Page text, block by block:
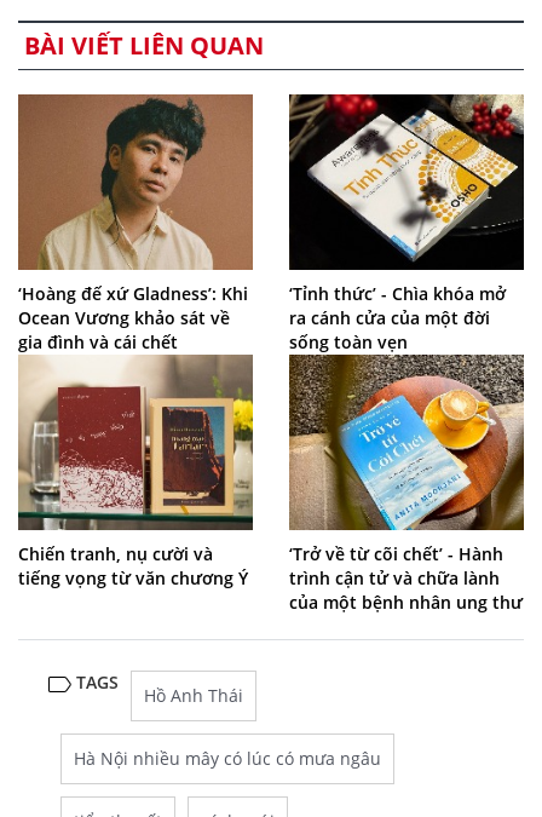
BÀI VIẾT LIÊN QUAN
‘Hoàng đế xứ Gladness’: Khi
Ocean Vương khảo sát về
gia đình và cái chết
‘Tỉnh thức’ - Chìa khóa mở
ra cánh cửa của một đời
sống toàn vẹn
Chiến tranh, nụ cười và
tiếng vọng từ văn chương Ý
‘Trở về từ cõi chết’ - Hành
trình cận tử và chữa lành
của một bệnh nhân ung thư
TAGS
Hồ Anh Thái
Hà Nội nhiều mây có lúc có mưa ngâu